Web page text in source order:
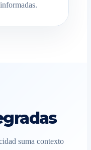
suma contexto